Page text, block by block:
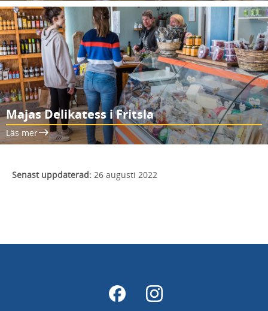
Majas Delikatess i Fritsla
Läs mer
Senast uppdaterad: 26 augusti 2022